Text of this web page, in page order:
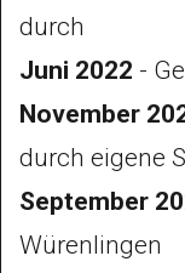
durch
Juni 2022 -
November
durch eigene
September
Würenlingen